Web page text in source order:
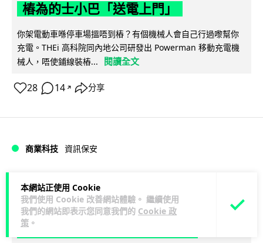
本網站正使用 Cookie
我們使用 Cookie 改善網站體驗。 繼續使用
我們的網站即表示您同意我們的 Cookie 政
策 。
樁為的士小巴「送電上門」
你架電動車喺停車場搵唔到樁？有個機械人會自己行過嚟幫你
充電。THEi 高科院同內地公司研發出 Powerman 移動充電機
械人，唔使鋪線裝樁...
閱讀全文
28 14 ↗ 分享
商業科技 資訊保安
Lawton 1 日
被命令製造「後門」 Apple 再控告英國
政府 加密後門爭議延燒逾 1 年